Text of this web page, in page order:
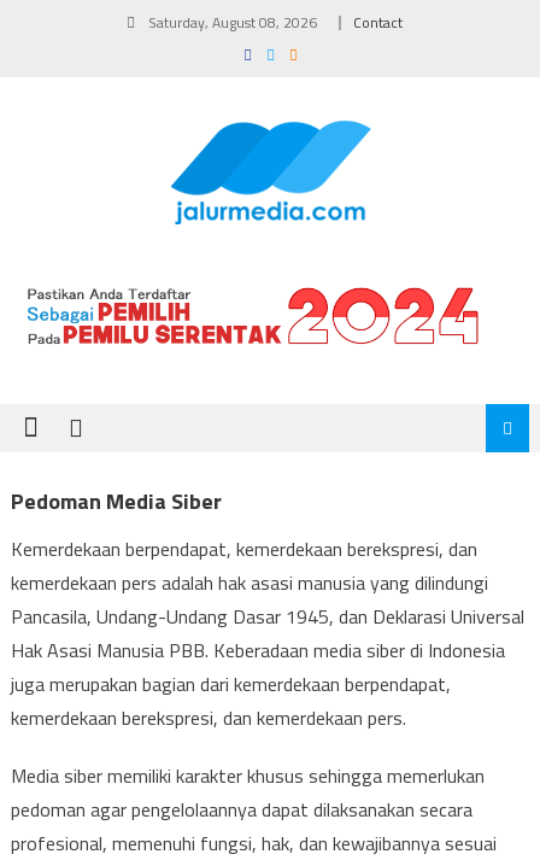
Saturday, August 08, 2026 Contact
Pedoman Media Siber
Kemerdekaan berpendapat, kemerdekaan berekspresi, dan
kemerdekaan pers adalah hak asasi manusia yang dilindungi
Pancasila, Undang-Undang Dasar 1945, dan Deklarasi Universal
Hak Asasi Manusia PBB. Keberadaan media siber di Indonesia
juga merupakan bagian dari kemerdekaan berpendapat,
kemerdekaan berekspresi, dan kemerdekaan pers.
Media siber memiliki karakter khusus sehingga memerlukan
pedoman agar pengelolaannya dapat dilaksanakan secara
profesional, memenuhi fungsi, hak, dan kewajibannya sesuai